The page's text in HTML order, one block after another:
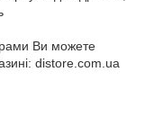
Ви можете
distore.com.ua